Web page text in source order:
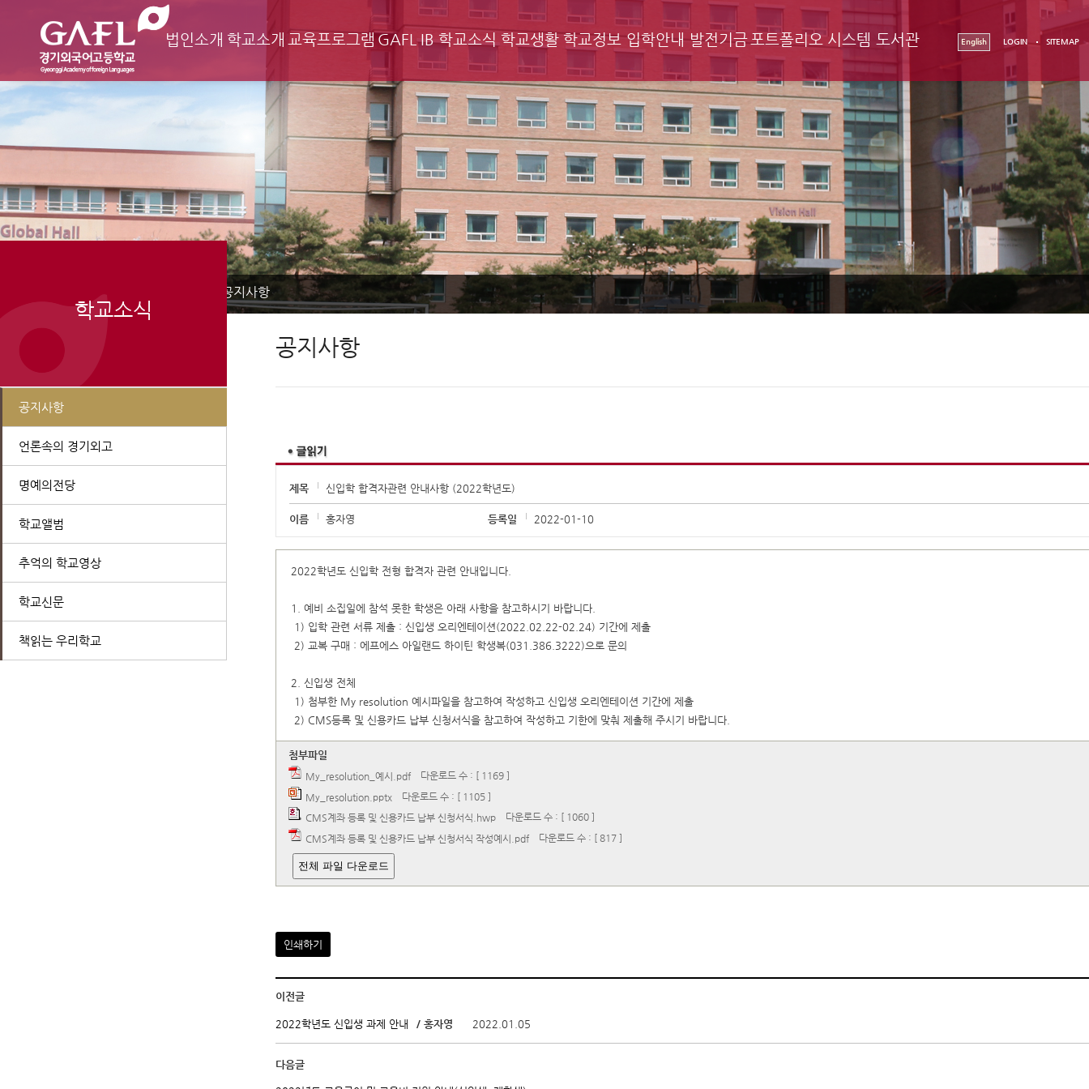
English LOGIN SITEMAP
법인소개 학교소개 교육프로그램 GAFL IB 학교소식 학교생활 학교정보 입학안내 발전기금포트폴리오 시스템 도서관
Home 공지사항
학교소식
공지사항
언론속의 경기외고
명예의전당
학교앨범
추억의 학교영상
학교신문
책읽는 우리학교
공지사항
제목 신입학 합격자관련 안내사항 (2022학년도)
이름 홍자영 등록일 2022-01-10
2022학년도 신입학 전형 합격자 관련 안내입니다.
1. 예비 소집일에 참석 못한 학생은 아래 사항을 참고하시기 바랍니다.
1) 입학 관련 서류 제출 : 신입생 오리엔테이션(2022.02.22-02.24) 기간에 제출
2) 교복 구매 : 에프에스 아일랜드 하이틴 학생복(031.386.3222)으로 문의
2. 신입생 전체
1) 첨부한 My resolution 예시파일을 참고하여 작성하고 신입생 오리엔테이션 기간에 제출
2) CMS등록 및 신용카드 납부 신청서식을 참고하여 작성하고 기한에 맞춰 제출해 주시기 바랍니다.
첨부파일
My_resolution_예시.pdf 다운로드 수 : [ 1169 ]
My_resolution.pptx 다운로드 수 : [ 1105 ]
CMS계좌 등록 및 신용카드 납부 신청서식.hwp 다운로드 수 : [ 1060 ]
CMS계좌 등록 및 신용카드 납부 신청서식 작성예시.pdf 다운로드 수 : [ 817 ]
전체 파일 다운로드
인쇄하기
이전글
2022학년도 신입생 과제 안내 / 홍자영 2022.01.05
다음글